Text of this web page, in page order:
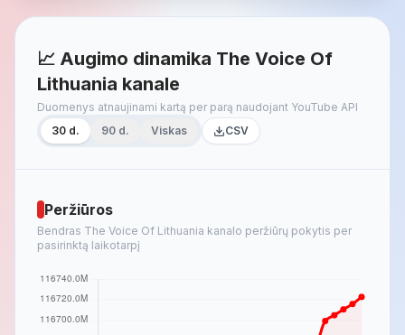
📈 Augimo dinamika The Voice Of
Lithuania kanale
Duomenys atnaujinami kartą per parą naudojant YouTube API
30 d.
90 d. Viskas CSV
Peržiūros
Bendras The Voice Of Lithuania kanalo peržiūrų pokytis per
pasirinktą laikotarpį